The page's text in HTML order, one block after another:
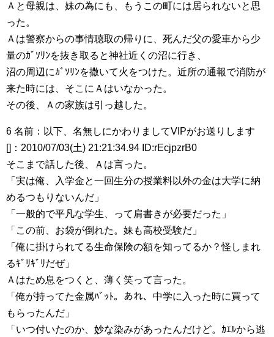
Ａと母親は、妹の為にも、もうこの町には居られないと思
った。
Ａは警察からの事情聴取の帰りに、死んだ父の愛車から少
量のｶﾞｿﾘﾝを抜き取ると神社近くの沼に行き、
沼の周辺にｶﾞｿﾘﾝを撒いて火をつけた。近所の通報で消防が
来た時には、そこにＡはいなかった。
その後、Ａの家族は引っ越した。
6 名前：以下、名無しにかわりましてVIPがお送りします
[]：2010/07/03(土) 21:21:34.94 ID:rEcjpzrB0
そこまで話した後、Ａは言った。
「実は俺、入学金と一回生分の授業料以外の金は大学に納
めるつもりないんだ」
「一般的で平凡な学生、って肩書きが必要だった」
「この前、お袋が倒れた。妹も高校受験だ」
「俺に掛けられてる生命保険の額を知ってるか？怪しまれ
るｷﾞﾘｷﾞﾘだぜ」
Ａはため息をつくと、薄く笑って言った。
「俺が持ってた金属ﾊﾞｯﾄ。あれ、中学に入った時に買って
もらったんだ」
「いつ付いたのか、妙な染みがあったんだけど。ｶｴﾙから逃